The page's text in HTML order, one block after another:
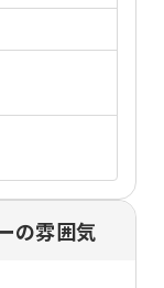
の雰囲気